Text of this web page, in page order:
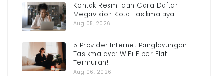
Kontak Resmi dan Cara Daftar
Megavision Kota Tasikmalaya
Aug 05, 2026
5 Provider Internet Panglayungan
Tasikmalaya: WiFi Fiber Flat
Termurah!
Aug 06, 2026